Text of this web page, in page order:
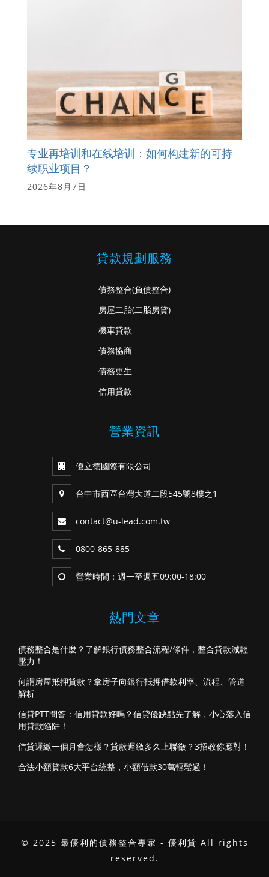
专业再培训和在线培训：如何构建新的可持
续职业项目？
2026年8月7日
貸款規劃服務
債務整合(負債整合)
房屋二胎(二胎房貸)
機車貸款
債務協商
債務更生
信用貸款
營業資訊
優立德國際有限公司
台中市西區台灣大道二段545號8樓之1
contact@u-lead.com.tw
0800-865-885
營業時間：週一至週五09:00-18:00
熱門文章
債務整合是什麼？了解銀行債務整合流程/條件，整合貸款減輕
壓力！
何謂房屋抵押貸款？拿房子向銀行抵押借款利率、流程、管道
解析
信貸PTT問答：信用貸款好嗎？信貸優缺點先了解，小心落入信
用貸款陷阱！
信貸遲繳一個月會怎樣？貸款遲繳多久上聯徵？3招教你應對！
合法小額貸款6大平台統整，小額借款30萬輕鬆過！
© 2025 最優利的債務整合專家 - 優利貸 All rights
reserved.